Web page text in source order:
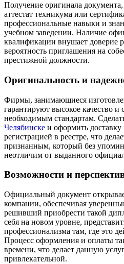
Получение оригинала документа,
аттестат техникума или
профессиональные навыки и
учебном заведении. Наличие
квалификации внушает доверие
вероятность приглашения на
престижной должности.
Оригинальность и
Фирмы, занимающиеся
гарантируют высокое качество и
необходимым стандартам.
Челябинске и оформить
регистрацией в реестре, что
признанным, который без
неотличим от выданного
Возможности и
Официальный документ
компании, обеспечивая
решивший приобрести такой
себя на новом уровне,
профессионализма там, где это
Процесс оформления и оплаты
времени, что делает данную
привлекательной.